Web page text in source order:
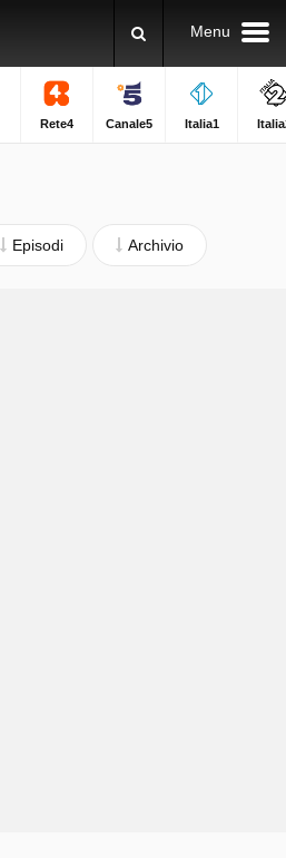
Menu
Rete4 Canale5 Italia1
Episodi Archivio